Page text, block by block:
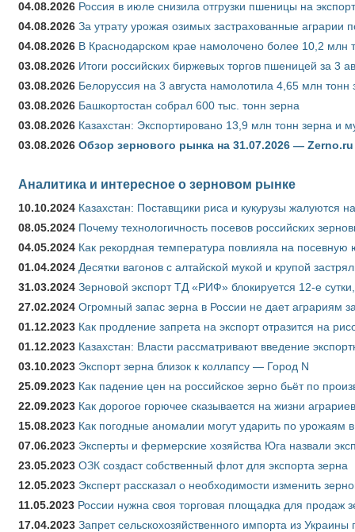
04.08.2026 Россия в июле снизила отгрузки пшеницы на
04.08.2026 За утрату урожая озимых застрахованные аграрии
04.08.2026 В Краснодарском крае намолочено более 10,2 млн
03.08.2026 Итоги российских биржевых торгов пшеницей за 3
03.08.2026 Белоруссия на 3 августа намолотила 4,65 млн тонн
03.08.2026 Башкортостан собрал 600 тыс. тонн зерна
03.08.2026 Казахстан: Экспортировано 13,9 млн тонн зерна и
03.08.2026 Обзор зернового рынка на 31.07.2026 — Zerno.ru
Аналитика и интересное о зерновом рынке
10.10.2024 Казахстан: Поставщики риса и кукурузы жалуются
08.05.2024 Почему технологичность посевов российских
04.05.2024 Как рекордная температура повлияла на
01.04.2024 Десятки вагонов с алтайской мукой и крупой
31.03.2024 Зерновой экспорт ТД «РИФ» блокируется 12-е
27.02.2024 Огромный запас зерна в России не дает аграриям
01.12.2023 Как продление запрета на экспорт отразится на
01.12.2023 Казахстан: Власти рассматривают введение
03.10.2023 Экспорт зерна близок к коллапсу — Город N
25.09.2023 Как падение цен на российское зерно бьёт по
22.09.2023 Как дорогое горючее сказывается на жизни аграриев
15.08.2023 Как погодные аномалии могут ударить по урожаям
07.06.2023 Эксперты и фермерские хозяйства Юга назвали
23.05.2023 ОЗК создаст собственный флот для экспорта зерна
12.05.2023 Эксперт рассказал о необходимости изменить
11.05.2023 России нужна своя торговая площадка для продаж
17.04.2023 Запрет сельскохозяйственного импорта из